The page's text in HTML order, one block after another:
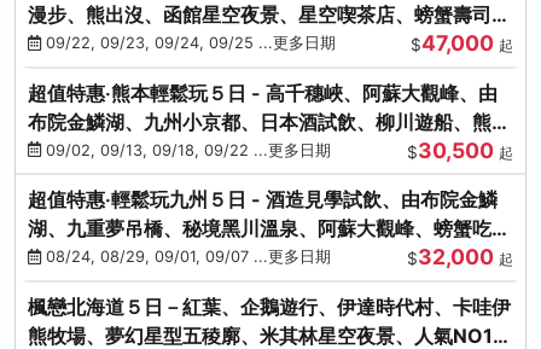
漫步、熊出沒、函館星空夜景、星空喫茶店、螃蟹壽司、
海膽、三大螃蟹放題
09/22, 09/23, 09/24, 09/25 ...更多日期 $47,000 起
超值特惠‧熊本輕鬆玩５日 - 高千穗峽、阿蘇大觀峰、由
布院金鱗湖、九州小京都、日本酒試飲、柳川遊船、熊本
城、熊本AEON
09/02, 09/13, 09/18, 09/22 ...更多日期 $30,500 起
超值特惠‧輕鬆玩九州５日 - 酒造見學試飲、由布院金鱗
湖、九重夢吊橋、秘境黑川溫泉、阿蘇大觀峰、螃蟹吃到
飽08/24, 08/29, 09/01, 09/07 ...更多日期 $32,000 起
楓戀北海道５日－紅葉、企鵝遊行、伊達時代村、卡哇伊
熊牧場、夢幻星型五稜廓、米其林星空夜景、人氣NO1小